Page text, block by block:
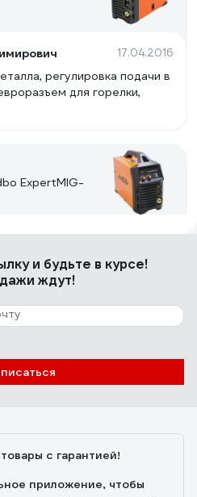
17.04.2016
регулировка подачи в
для горелки,
ExpertMIG-
без вопросов при
Redbo Intec
аппарат выбрал
все регулирует
и будьте в курсе!
ждут!
с гарантией!
приложение, чтобы